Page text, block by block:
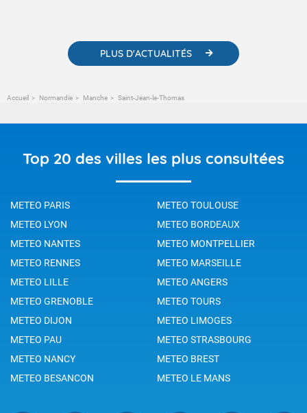
PLUS D'ACTUALITÉS
Accueil Normandie Manche Saint-Jean-le-Thomas
Top 20 des villes les plus consultées
METEO PARIS
METEO TOULOUSE
METEO LYON
METEO BORDEAUX
METEO NANTES
METEO MONTPELLIER
METEO RENNES
METEO MARSEILLE
METEO LILLE
METEO ANGERS
METEO GRENOBLE
METEO TOURS
METEO DIJON
METEO LIMOGES
METEO PAU
METEO STRASBOURG
METEO NANCY
METEO BREST
METEO BESANCON
METEO LE MANS